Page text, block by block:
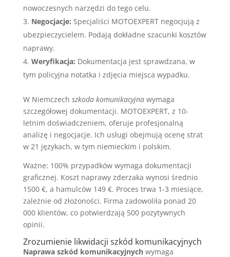
nowoczesnych narzędzi do tego celu.
Negocjacje: Specjaliści MOTOEXPERT negocjują z
ubezpieczycielem. Podają dokładne szacunki kosztów
naprawy.
Weryfikacja: Dokumentacja jest sprawdzana, w
tym policyjna notatka i zdjęcia miejsca wypadku.
W Niemczech szkoda komunikacyjnawymaga
szczegółowej dokumentacji. MOTOEXPERT, z 10-
letnim doświadczeniem, oferuje profesjonalną
analizę i negocjacje. Ich usługi obejmują ocenę strat
w 21 językach, w tym niemieckim i polskim.
Ważne: 100% przypadków wymaga dokumentacji
graficznej. Koszt naprawy zderzaka wynosi średnio
1500 €, a hamulców 149 €. Proces trwa 1-3 miesiące,
zależnie od złożoności. Firma zadowoliła ponad 20
000 klientów, co potwierdzają 500 pozytywnych
opinii.
Zrozumienie likwidacji szkód komunikacyjnych
Naprawa szkód komunikacyjnychwymaga